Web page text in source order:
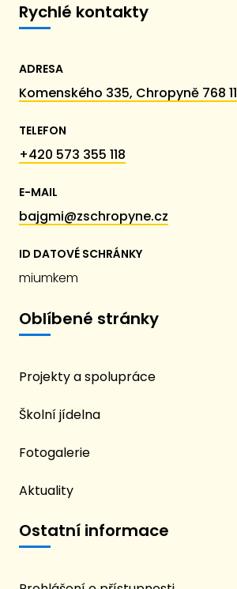
Rychlé kontakty
ADRESA
Komenského 335, Chropyně 768 11
TELEFON
+420 573 355 118
E-MAIL
bajgmi@zschropyne.cz
ID DATOVÉ SCHRÁNKY
miumkem
Oblíbené stránky
Projekty a spolupráce
Školní jídelna
Fotogalerie
Aktuality
Ostatní informace